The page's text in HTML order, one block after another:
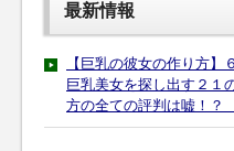
最新情報
【巨乳の彼女の作り方
巨乳美女を探し出す２１
方の全ての評判は嘘！？